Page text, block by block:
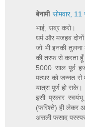
बेनामी सोमवार,
भाई, सब्र करो।
धर्म और मजहब
जो भी इनकी तुलना
की तरफ से करता
5000 साल पूर्व
पत्थर को जन्नत से
यात्रा पूर्ण हो सके।
इसी प्रकार स्वयंभू
(फरिश्ते) ही लेकर
असली फसाद